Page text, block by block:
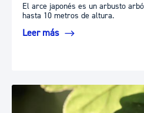
El arce japonés es un arbusto
hasta 10 metros de altura.
Leer más